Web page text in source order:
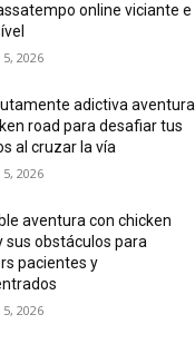
online viciante e
2026
adictiva aventura
road para desafiar tus
al cruzar la vía
2026
aventura con chicken
sus obstáculos para
pacientes y
2026